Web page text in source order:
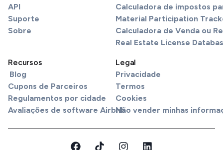
API
Suporte
Sobre
Calculadora de impostos
Material Participation
Calculadora de Venda ou
Real Estate License
Recursos
Blog
Cupons de Parceiros
Regulamentos por cidade
Avaliações de software Airbnb
Legal
Privacidade
Termos
Cookies
Não vender minhas